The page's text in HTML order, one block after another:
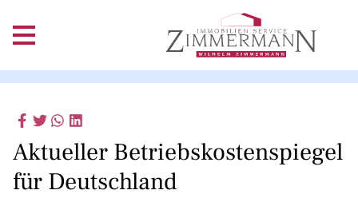
Aktueller Betriebskostenspiegel
für Deutschland